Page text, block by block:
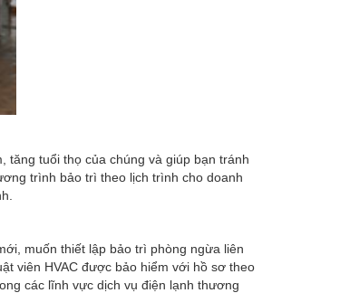
tăng tuổi thọ của chúng và giúp bạn tránh
trình bảo trì theo lịch trình cho doanh
muốn thiết lập bảo trì phòng ngừa liên
viên HVAC được bảo hiểm với hồ sơ theo
các lĩnh vực dịch vụ điện lạnh thương